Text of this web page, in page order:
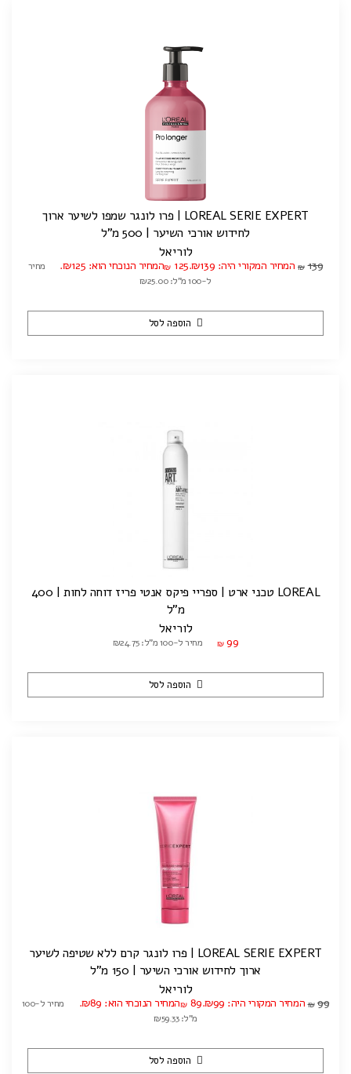
LOREAL SERIE EXPERT | פרו לונגר שמפו לשיער ארוך
לחידוש אורכי השיער | 500 מ"ל
לוריאל
₪ 139 המחיר המקורי היה: ₪139. ₪ 125 המחיר הנוכחי הוא: ₪125.
מחיר
ל-100 מ"ל: ₪25.00
הוספה לסל
LOREAL טכני ארט | ספריי פיקס אנטי פריז דוחה לחות | 400
מ"ל
לוריאל
₪ 99 מחיר ל-100 מ"ל: ₪24.75
הוספה לסל
LOREAL SERIE EXPERT | פרו לונגר קרם ללא שטיפה לשיער
ארוך לחידוש אורכי השיער | 150 מ"ל
לוריאל
₪ 99 המחיר המקורי היה: ₪99. ₪ 89 המחיר הנוכחי הוא: ₪89.
מחיר ל-100
מ"ל: ₪59.33
הוספה לסל